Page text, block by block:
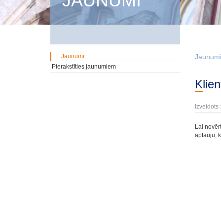
Jaunumi
Izveidots
Lai
aptauju,
Jaunumi
Pierakstīties jaunumiem